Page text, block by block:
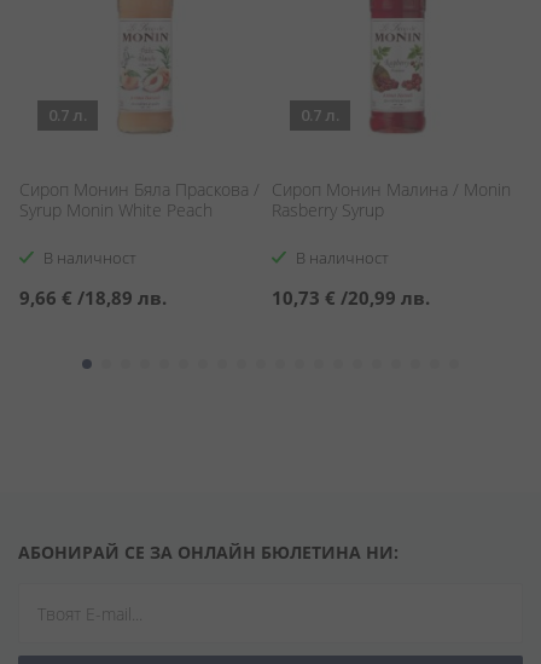
0.7 л.
Сироп Монин Бяла Праскова /
Syrup Monin White Peach
В наличност
9,66 € /18,89 лв.
0.7 л.
Сироп Монин Малина / Monin
Rasberry Syrup
В наличност
10,73 € /20,99 лв.
АБОНИРАЙ СЕ ЗА ОНЛАЙН БЮЛЕТИНА НИ: